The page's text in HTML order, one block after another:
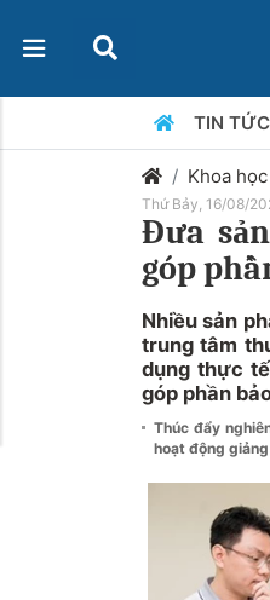
TIN
Khoa
Thứ Bảy, 16/08/
Đưa
góp
Nhiều sản
trung tâm
dụng thực
góp phần
Thúc đẩy
hoạt động